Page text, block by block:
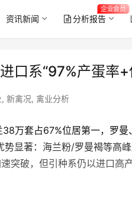
资讯新闻 分析报告
企业会员
口系“97%产蛋率
, 新禽况, 禽业分析
万套占67%位居第一，罗曼
势显著：海兰粉/罗曼褐等高
突破，但引种系仍以进口高产